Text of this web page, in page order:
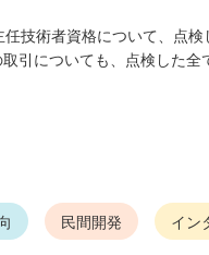
技術者資格について、点
引についても、点検した
民間開発 イン